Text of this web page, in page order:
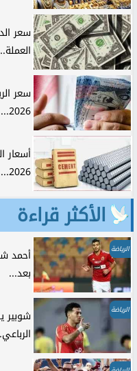
2026.....
2026.....
الأكثر قراءة
الرياضة
أحمد
بعد...
الرياضة